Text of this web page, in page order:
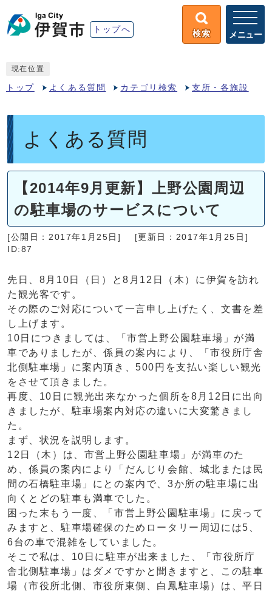
トップへ 検索 メニュー
現在位置
トップ よくある質問 カテゴリ検索 支所・各施設
よくある質問
【2014年9月更新】上野公園周辺
の駐車場のサービスについて
[公開日：2017年1月25日]
[更新日：2017年1月25日]
ID:87
先日、8月10日（日）と8月12日（木）に伊賀を訪れ
た観光客です。
その際のご対応について一言申し上げたく、文書を差
し上げます。
10日につきましては、「市営上野公園駐車場」が満
車でありましたが、係員の案内により、「市役所庁舎
北側駐車場」に案内頂き、500円を支払い楽しい観光
をさせて頂きました。
再度、10日に観光出来なかった個所を8月12日に出向
きましたが、駐車場案内対応の違いに大変驚きまし
た。
まず、状況を説明します。
12日（木）は、市営上野公園駐車場」が満車のた
め、係員の案内により「だんじり会館、城北または民
間の石橋駐車場」にとの案内で、3か所の駐車場に出
向くとどの駐車も満車でした。
困った末もう一度、「市営上野公園駐車場」に戻って
みますと、駐車場確保のためロータリー周辺には5、
6台の車で混雑をしていました。
そこで私は、10日に駐車が出来ました、「市役所庁
舎北側駐車場」はダメですかと聞きますと、この駐車
場（市役所北側、市役所東側、白鳳駐車場）は、平日